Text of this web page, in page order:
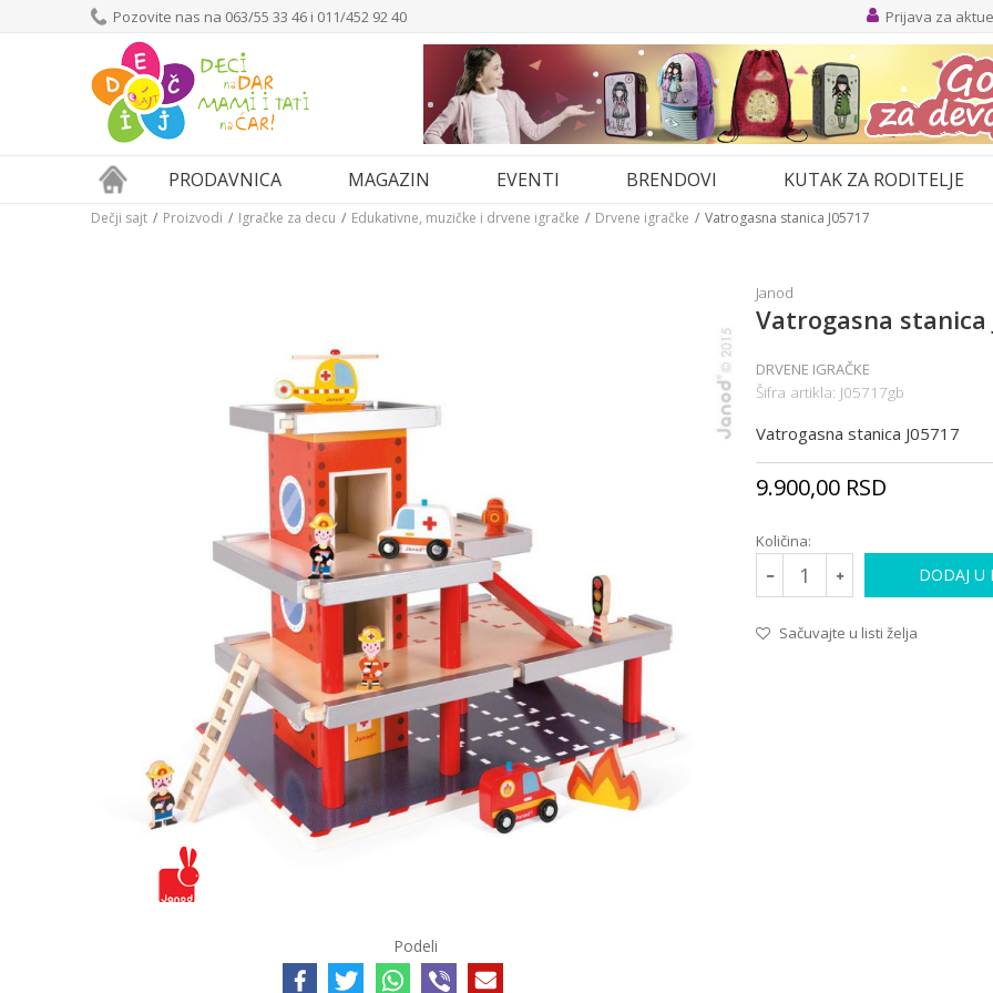
Pozovite nas na 063/55 33 46 i 011/452 92 40 Prijava za
PRODAVNICA MAGAZIN EVENTI BRENDOVI KUTAK ZA RODITELJE
Dečji sajt Proizvodi Igračke za decu Edukativne, muzičke i drvene igračke Drvene igračke Vatrogasna stanica J05717
Podeli
Janod
Vatrogasna stanica
DRVENE IGRAČKE
Šifra artikla: J05717gb
Vatrogasna stanica J05717
9.900,00 RSD
Količina:
DODAJ U
Sačuvajte u listi želja